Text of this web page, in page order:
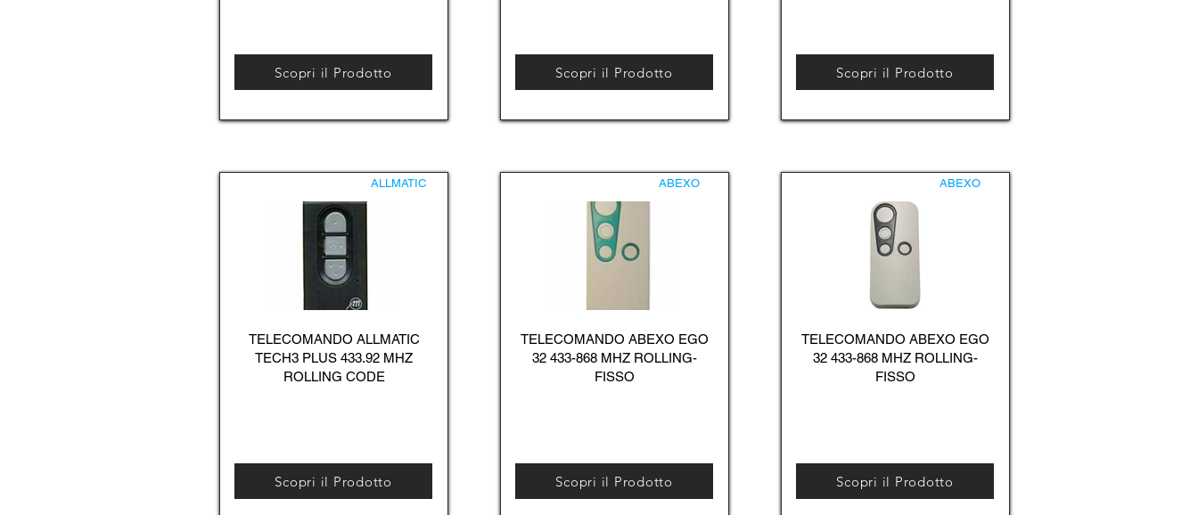
Scopri il Prodotto
ALLMATIC
TELECOMANDO ALLMATIC
TECH3 PLUS 433.92 MHZ
ROLLING CODE
Scopri il Prodotto
Scopri il Prodotto
ABEXO
TELECOMANDO ABEXO EGO
32 433-868 MHZ ROLLING-
FISSO
Scopri il Prodotto
Scopri il Prodotto
ABEXO
TELECOMANDO ABEXO EGO
32 433-868 MHZ ROLLING-
FISSO
Scopri il Prodotto